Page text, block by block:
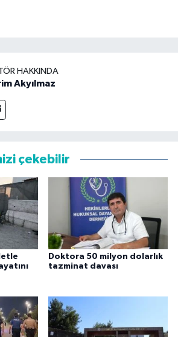
HAKKINDA
Akyılmaz
çekebilir
Doktora 50 milyon dolarlık
tazminat davası